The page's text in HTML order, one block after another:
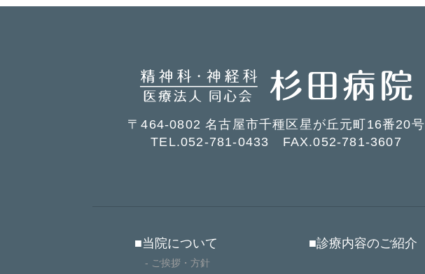
〒464-0802 名古屋市千種区星が丘元町16番20号
TEL.052-781-0433 FAX.052-781-3607
■当院について
- ご挨拶・方針
■診療内容のご紹介